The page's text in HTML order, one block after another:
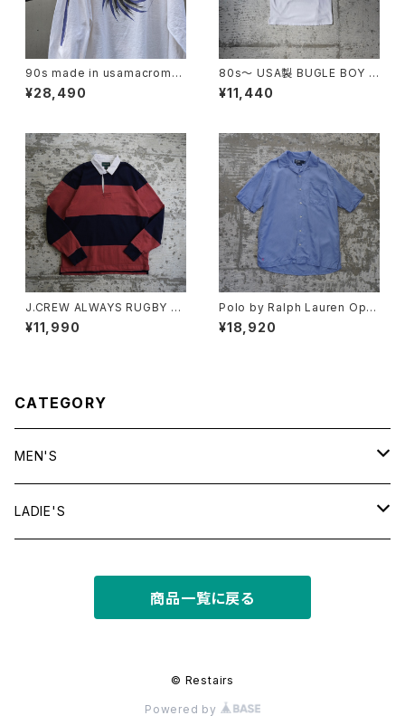
90s made in usamacrome
dia l/s tee
¥28,490
80s〜 USA製 BUGLE BOY S
WIM Puff Print Tee
¥11,440
J.CREW ALWAYS RUGBY S
HIRT "PINK"
¥11,990
Polo by Ralph Lauren Ope
n Collar Shirt "CALDWELL"
¥18,920
CATEGORY
MEN'S
tops
LADIE'S
商品一覧に戻る
© Restairs
Powered by